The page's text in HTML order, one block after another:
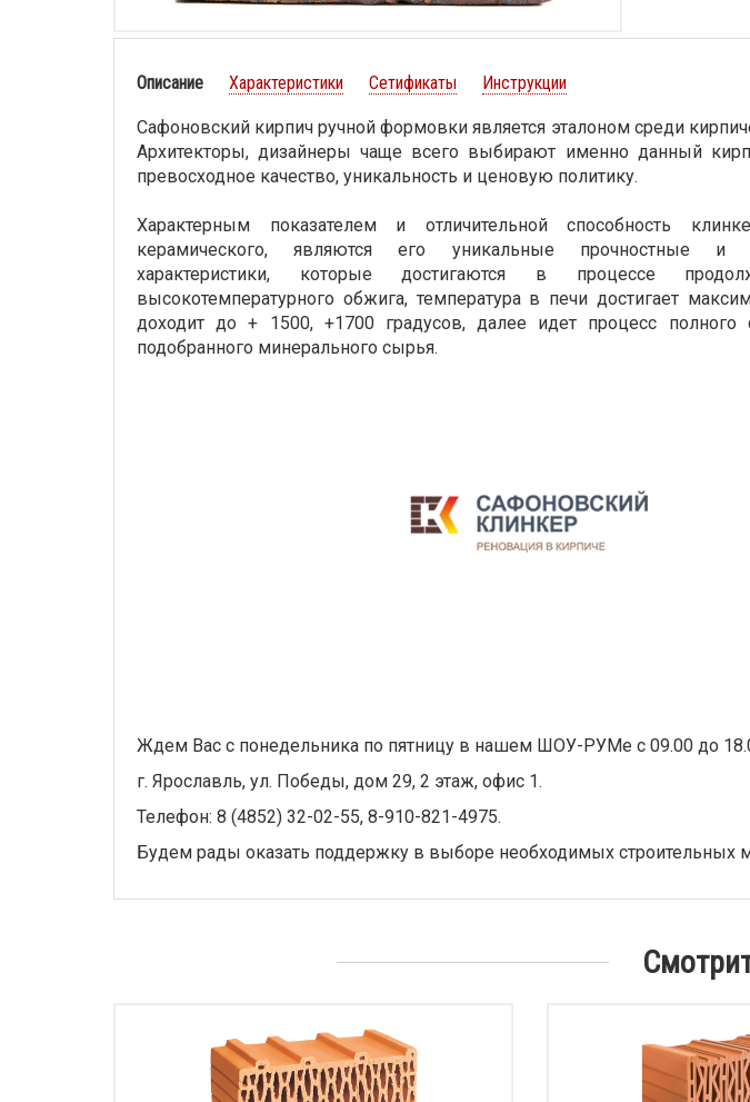
Описание Характеристики Сетификаты Инструкции
Сафоновский кирпич ручной формовки является эталоном среди
Архитекторы, дизайнеры чаще всего выбирают именно данный
превосходное качество, уникальность и ценовую политику.
Характерным показателем и отличительной способность
керамического, являются его уникальные прочностные и
характеристики, которые достигаются в процессе
высокотемпературного обжига, температура в печи достигает
доходит до + 1500, +1700 градусов, далее идет процесс полного
подобранного минерального сырья.
Ждем Вас с понедельника по пятницу в нашем ШОУ-РУМе с 09.00 до
г. Ярославль, ул. Победы, дом 29, 2 этаж, офис 1.
Телефон: 8 (4852) 32-02-55, 8-910-821-4975.
Будем рады оказать поддержку в выборе необходимых строительных